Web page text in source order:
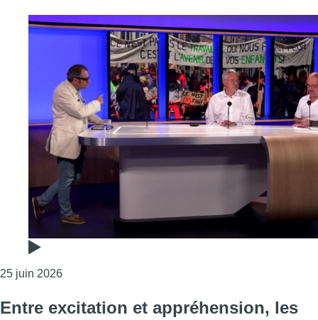
25 juin 2026Consulter l'article "Le dialogue est-il encore
Entre excitation et appréhension, les